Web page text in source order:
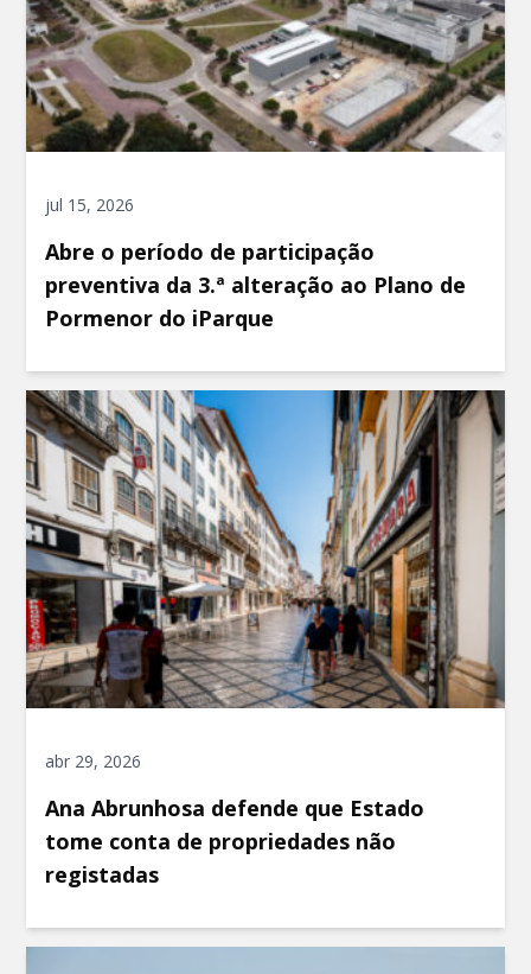
jul 15, 2026
Abre o período de participação
preventiva da 3.ª alteração ao Plano de
Pormenor do iParque
abr 29, 2026
Ana Abrunhosa defende que Estado
tome conta de propriedades não
registadas